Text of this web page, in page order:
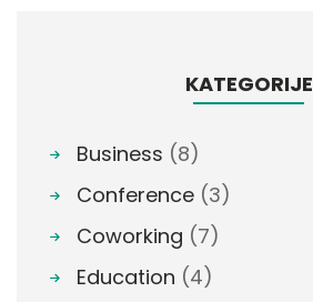
KATEGORIJE
Business (8)
Conference (3)
Coworking (7)
Education (4)